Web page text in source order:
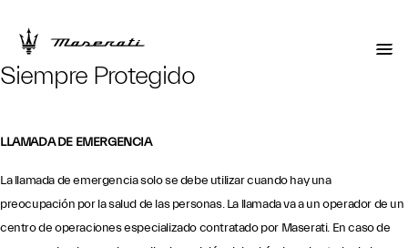
Siempre Protegido
LLAMADA DE EMERGENCIA
La llamada de emergencia solo se debe utilizar cuando hay una
preocupación por la salud de las personas. La llamada va a un operador de un
centro de operaciones especializado contratado por Maserati. En caso de